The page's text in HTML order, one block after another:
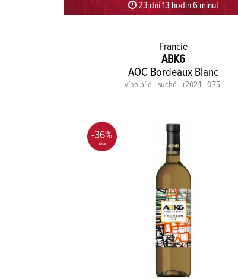
23 dní 13 hodin 5 minut 59 sekund
Francie
ABK6
AOC Bordeaux Blanc
víno bílé - suché - r2024 - 0,75l
-36%